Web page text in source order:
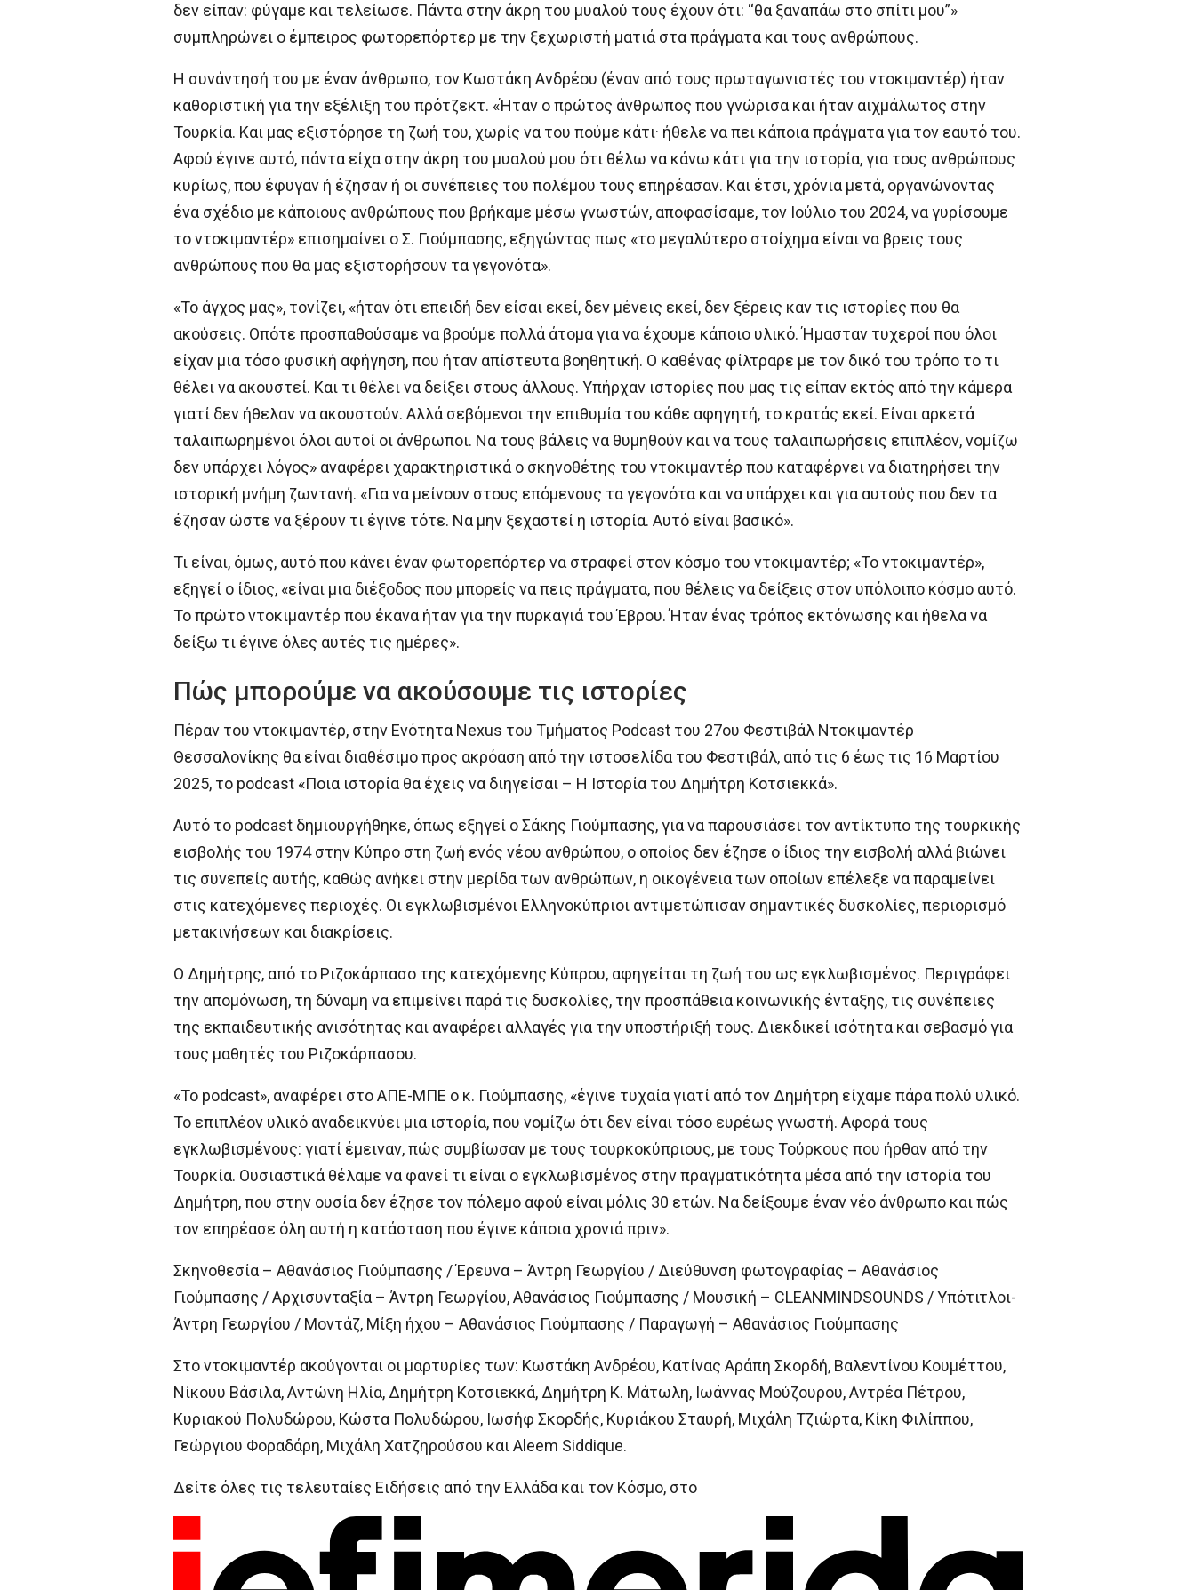
δεν είπαν: φύγαμε και τελείωσε. Πάντα στην άκρη του μυαλού τους έχουν ότι: “θα ξαναπάω στο σπίτι μου”»
συμπληρώνει ο έμπειρος φωτορεπόρτερ με την ξεχωριστή ματιά στα πράγματα και τους ανθρώπους.
Η συνάντησή του με έναν άνθρωπο, τον Κωστάκη Ανδρέου (έναν από τους πρωταγωνιστές του ντοκιμαντέρ) ήταν
καθοριστική για την εξέλιξη του πρότζεκτ. «Ήταν ο πρώτος άνθρωπος που γνώρισα και ήταν αιχμάλωτος στην
Τουρκία. Και μας εξιστόρησε τη ζωή του, χωρίς να του πούμε κάτι· ήθελε να πει κάποια πράγματα για τον εαυτό του.
Αφού έγινε αυτό, πάντα είχα στην άκρη του μυαλού μου ότι θέλω να κάνω κάτι για την ιστορία, για τους ανθρώπους
κυρίως, που έφυγαν ή έζησαν ή οι συνέπειες του πολέμου τους επηρέασαν. Και έτσι, χρόνια μετά, οργανώνοντας
ένα σχέδιο με κάποιους ανθρώπους που βρήκαμε μέσω γνωστών, αποφασίσαμε, τον Ιούλιο του 2024, να γυρίσουμε
το ντοκιμαντέρ» επισημαίνει ο Σ. Γιούμπασης, εξηγώντας πως «το μεγαλύτερο στοίχημα είναι να βρεις τους
ανθρώπους που θα μας εξιστορήσουν τα γεγονότα».
«Το άγχος μας», τονίζει, «ήταν ότι επειδή δεν είσαι εκεί, δεν μένεις εκεί, δεν ξέρεις καν τις ιστορίες που θα
ακούσεις. Οπότε προσπαθούσαμε να βρούμε πολλά άτομα για να έχουμε κάποιο υλικό. Ήμασταν τυχεροί που όλοι
είχαν μια τόσο φυσική αφήγηση, που ήταν απίστευτα βοηθητική. Ο καθένας φίλτραρε με τον δικό του τρόπο το τι
θέλει να ακουστεί. Και τι θέλει να δείξει στους άλλους. Υπήρχαν ιστορίες που μας τις είπαν εκτός από την κάμερα
γιατί δεν ήθελαν να ακουστούν. Αλλά σεβόμενοι την επιθυμία του κάθε αφηγητή, το κρατάς εκεί. Είναι αρκετά
ταλαιπωρημένοι όλοι αυτοί οι άνθρωποι. Να τους βάλεις να θυμηθούν και να τους ταλαιπωρήσεις επιπλέον, νομίζω
δεν υπάρχει λόγος» αναφέρει χαρακτηριστικά ο σκηνοθέτης του ντοκιμαντέρ που καταφέρνει να διατηρήσει την
ιστορική μνήμη ζωντανή. «Για να μείνουν στους επόμενους τα γεγονότα και να υπάρχει και για αυτούς που δεν τα
έζησαν ώστε να ξέρουν τι έγινε τότε. Να μην ξεχαστεί η ιστορία. Αυτό είναι βασικό».
Τι είναι, όμως, αυτό που κάνει έναν φωτορεπόρτερ να στραφεί στον κόσμο του ντοκιμαντέρ; «Το ντοκιμαντέρ»,
εξηγεί ο ίδιος, «είναι μια διέξοδος που μπορείς να πεις πράγματα, που θέλεις να δείξεις στον υπόλοιπο κόσμο αυτό.
Το πρώτο ντοκιμαντέρ που έκανα ήταν για την πυρκαγιά του Έβρου. Ήταν ένας τρόπος εκτόνωσης και ήθελα να
δείξω τι έγινε όλες αυτές τις ημέρες».
Πώς μπορούμε να ακούσουμε τις ιστορίες
Πέραν του ντοκιμαντέρ, στην Ενότητα Nexus του Τμήματος Podcast του 27ου Φεστιβάλ Ντοκιμαντέρ
Θεσσαλονίκης θα είναι διαθέσιμο προς ακρόαση από την ιστοσελίδα του Φεστιβάλ, από τις 6 έως τις 16 Μαρτίου
2025, το podcast «Ποια ιστορία θα έχεις να διηγείσαι – Η Ιστορία του Δημήτρη Κοτσιεκκά».
Αυτό το podcast δημιουργήθηκε, όπως εξηγεί ο Σάκης Γιούμπασης, για να παρουσιάσει τον αντίκτυπο της τουρκικής
εισβολής του 1974 στην Κύπρο στη ζωή ενός νέου ανθρώπου, ο οποίος δεν έζησε ο ίδιος την εισβολή αλλά βιώνει
τις συνεπείς αυτής, καθώς ανήκει στην μερίδα των ανθρώπων, η οικογένεια των οποίων επέλεξε να παραμείνει
στις κατεχόμενες περιοχές. Οι εγκλωβισμένοι Ελληνοκύπριοι αντιμετώπισαν σημαντικές δυσκολίες, περιορισμό
μετακινήσεων και διακρίσεις.
Ο Δημήτρης, από το Ριζοκάρπασο της κατεχόμενης Κύπρου, αφηγείται τη ζωή του ως εγκλωβισμένος. Περιγράφει
την απομόνωση, τη δύναμη να επιμείνει παρά τις δυσκολίες, την προσπάθεια κοινωνικής ένταξης, τις συνέπειες
της εκπαιδευτικής ανισότητας και αναφέρει αλλαγές για την υποστήριξή τους. Διεκδικεί ισότητα και σεβασμό για
τους μαθητές του Ριζοκάρπασου.
«Το podcast», αναφέρει στο ΑΠΕ-ΜΠΕ ο κ. Γιούμπασης, «έγινε τυχαία γιατί από τον Δημήτρη είχαμε πάρα πολύ υλικό.
Το επιπλέον υλικό αναδεικνύει μια ιστορία, που νομίζω ότι δεν είναι τόσο ευρέως γνωστή. Αφορά τους
εγκλωβισμένους: γιατί έμειναν, πώς συμβίωσαν με τους τουρκοκύπριους, με τους Τούρκους που ήρθαν από την
Τουρκία. Ουσιαστικά θέλαμε να φανεί τι είναι ο εγκλωβισμένος στην πραγματικότητα μέσα από την ιστορία του
Δημήτρη, που στην ουσία δεν έζησε τον πόλεμο αφού είναι μόλις 30 ετών. Να δείξουμε έναν νέο άνθρωπο και πώς
τον επηρέασε όλη αυτή η κατάσταση που έγινε κάποια χρονιά πριν».
Σκηνοθεσία – Αθανάσιος Γιούμπασης / Έρευνα – Άντρη Γεωργίου / Διεύθυνση φωτογραφίας – Αθανάσιος
Γιούμπασης / Αρχισυνταξία – Άντρη Γεωργίου, Αθανάσιος Γιούμπασης / Μουσική – CLEANMINDSOUNDS / Υπότιτλοι-
Άντρη Γεωργίου / Μοντάζ, Μίξη ήχου – Αθανάσιος Γιούμπασης / Παραγωγή – Αθανάσιος Γιούμπασης
Στο ντοκιμαντέρ ακούγονται οι μαρτυρίες των: Κωστάκη Ανδρέου, Κατίνας Αράπη Σκορδή, Βαλεντίνου Κουμέττου,
Νίκουυ Βάσιλα, Αντώνη Ηλία, Δημήτρη Κοτσιεκκά, Δημήτρη Κ. Μάτωλη, Ιωάννας Μούζουρου, Αντρέα Πέτρου,
Κυριακού Πολυδώρου, Κώστα Πολυδώρου, Ιωσήφ Σκορδής, Κυριάκου Σταυρή, Μιχάλη Τζιώρτα, Κίκη Φιλίππου,
Γεώργιου Φοραδάρη, Μιχάλη Χατζηρούσου και Aleem Siddique.
Δείτε όλες τις τελευταίες Ειδήσεις από την Ελλάδα και τον Κόσμο, στο